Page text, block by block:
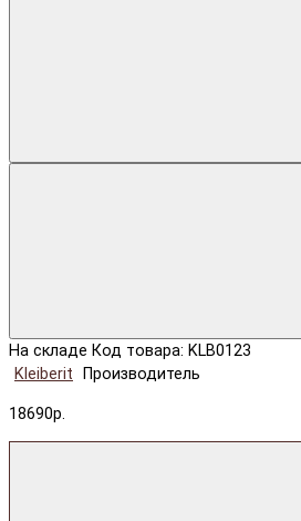
На складе Код товара: KLB0123
Kleiberit
Производитель
18690р.